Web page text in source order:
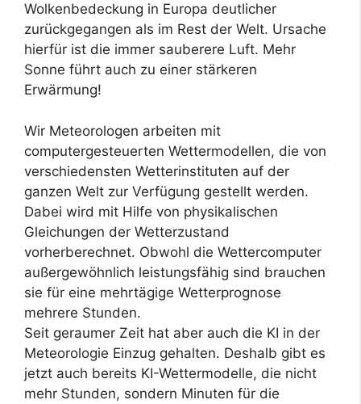
Wolkenbedeckung in Europa deutlicher
zurückgegangen als im Rest der Welt. Ursache
hierfür ist die immer sauberere Luft. Mehr
Sonne führt auch zu einer stärkeren
Erwärmung!
Wir Meteorologen arbeiten mit
computergesteuerten Wettermodellen, die von
verschiedensten Wetterinstituten auf der
ganzen Welt zur Verfügung gestellt werden.
Dabei wird mit Hilfe von physikalischen
Gleichungen der Wetterzustand
vorherberechnet. Obwohl die Wettercomputer
außergewöhnlich leistungsfähig sind brauchen
sie für eine mehrtägige Wetterprognose
mehrere Stunden.
Seit geraumer Zeit hat aber auch die KI in der
Meteorologie Einzug gehalten. Deshalb gibt es
jetzt auch bereits KI-Wettermodelle, die nicht
mehr Stunden, sondern Minuten für die